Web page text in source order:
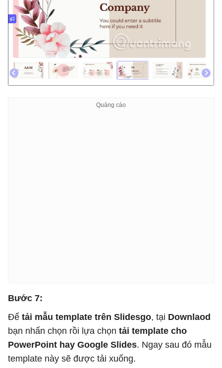
Bước 7:
Để tải mẫu template trên Slidesgo, tại Downlaod
bạn nhấn chọn rồi lựa chọn tải template cho
PowerPoint hay Google Slides. Ngay sau đó mẫu
template này sẽ được tải xuống.